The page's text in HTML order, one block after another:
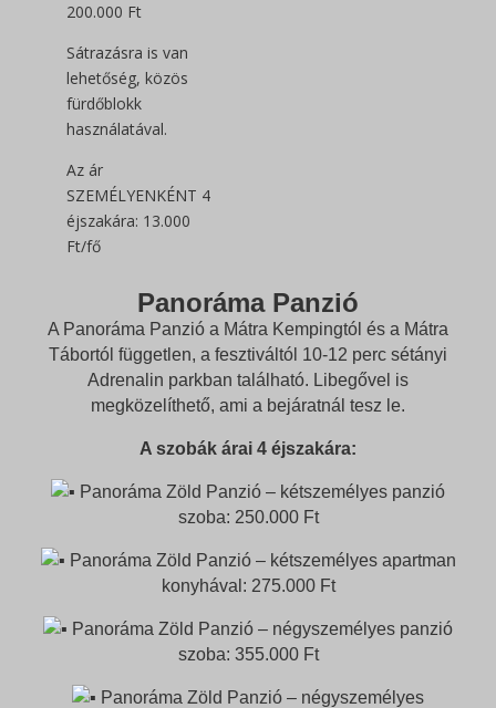
200.000 Ft
Sátrazásra is van
lehetőség, közös
fürdőblokk
használatával.
Az ár
SZEMÉLYENKÉNT 4
éjszakára: 13.000
Ft/fő
Panoráma Panzió
A Panoráma Panzió a Mátra Kempingtól és a Mátra
Tábortól független, a fesztiváltól 10-12 perc sétányi
Adrenalin parkban található. Libegővel is
megközelíthető, ami a bejáratnál tesz le.
A szobák árai 4 éjszakára:
Panoráma Zöld Panzió – kétszemélyes panzió
szoba: 250.000 Ft
Panoráma Zöld Panzió – kétszemélyes apartman
konyhával: 275.000 Ft
Panoráma Zöld Panzió – négyszemélyes panzió
szoba: 355.000 Ft
Panoráma Zöld Panzió – négyszemélyes